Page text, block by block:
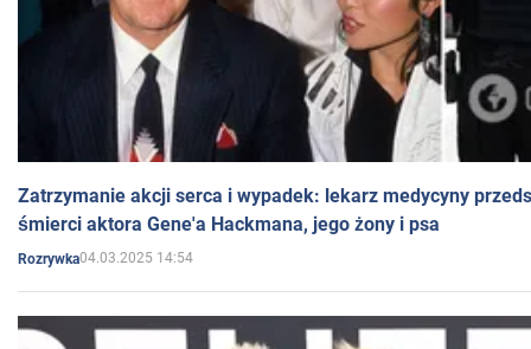
Zatrzymanie akcji serca i wypadek: lekarz medycyny
śmierci aktora Gene'a Hackmana, jego żony i psa
Rozrywka04.03.2025 14:54